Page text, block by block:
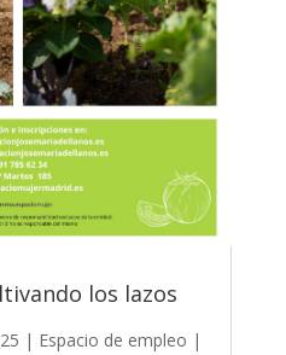
los lazos
| Espacio de empleo |